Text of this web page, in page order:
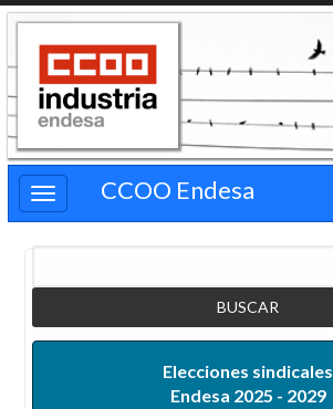
Pasar
contenido
principal
CCOO Endesa
Elecciones sindicales
Endesa 2025 - 2029